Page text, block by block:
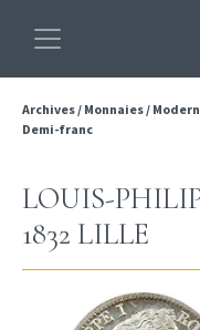
Archives/ Monnaies/
Demi-franc
LOUIS-
1832 LILLE